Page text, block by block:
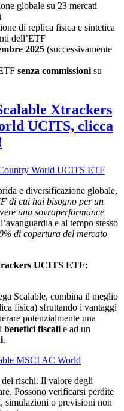
globale su 23 mercati
di replica fisica e sintetica
dell’ETF
2025 (successivamente
senza commissionisu
Xtrackers
UCITS, clicca
e diversificazione globale,
di cui hai bisogno per un
una sovraperformance
e al tempo stesso
di copertura del mercato
UCITS ETF:
Scalable, combina il meglio
fisica) sfruttando i vantaggi
potenzialmente una
benefici fiscalie ad un
.
rischi. Il valore degli
Possono verificarsi perdite
simulazioni o previsioni non